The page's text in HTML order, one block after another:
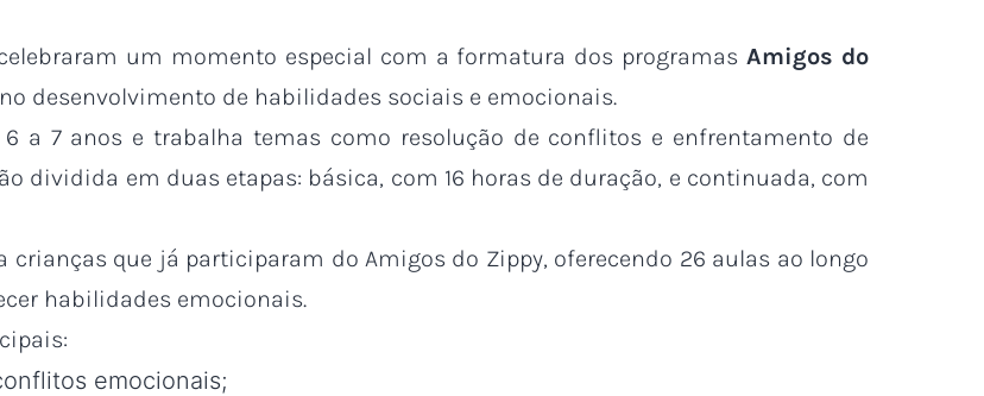
um momento especial com a formatura dos programasAmigos do
desenvolvimento de habilidades sociais e emocionais.
a 7 anos e trabalha temas como resolução de conflitos e enfrentamento de
dividida em duas etapas: básica, com 16 horas de duração, e continuada, com
crianças que já participaram do Amigos do Zippy, oferecendo 26 aulas ao longo
habilidades emocionais.
emocionais;